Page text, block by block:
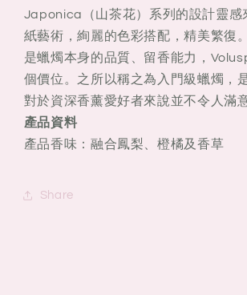
Japonica（山茶花）系列的設計靈感
紙藝術，絢麗的色彩搭配，精美繁復
是蠟燭本身的品質、留香能力，
個價位。之所以稱之為入門級蠟燭，
對於資深香薰愛好者來說並不令人滿意
產品資料
產品香味：融合鳳梨、橙橘及香草
Share